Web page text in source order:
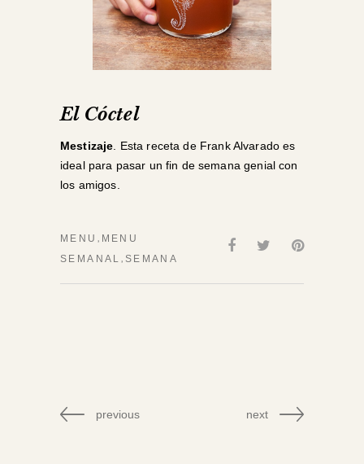
El Cóctel
Mestizaje . Esta receta de Frank Alvarado es
ideal para pasar un fin de semana genial con
los amigos.
MENU , MENU
SEMANAL , SEMANA
previous next